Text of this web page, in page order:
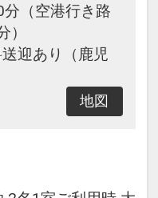
分（空港行き路
迎あり（鹿児
地図